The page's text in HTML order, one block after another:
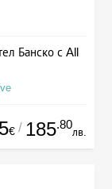
Банско с All
€ / 185.80
лв.